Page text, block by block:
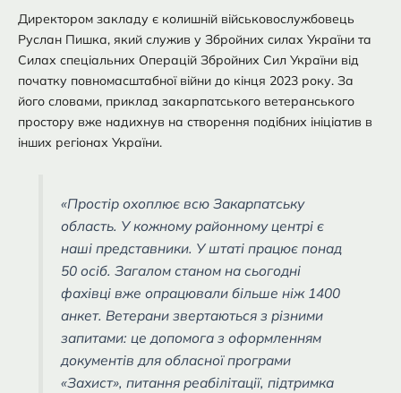
Директором закладу є колишній військовослужбовець
Руслан Пишка, який служив у Збройних силах України та
Силах спеціальних Операцій Збройних Сил України від
початку повномасштабної війни до кінця 2023 року. За
його словами, приклад закарпатського ветеранського
простору вже надихнув на створення подібних ініціатив в
інших регіонах України.
«Простір охоплює всю Закарпатську
область. У кожному районному центрі є
наші представники. У штаті працює понад
50 осіб. Загалом станом на сьогодні
фахівці вже опрацювали більше ніж 1400
анкет. Ветерани звертаються з різними
запитами: це допомога з оформленням
документів для обласної програми
«Захист», питання реабілітації, підтримка